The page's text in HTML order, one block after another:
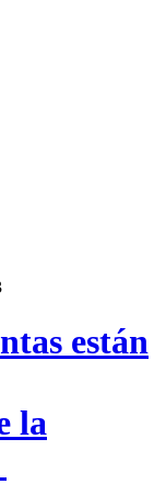
están
la